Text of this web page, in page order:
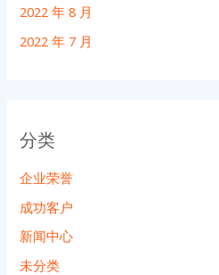
2022 年 8 月
2022 年 7 月
分类
企业荣誉
成功客户
新闻中心
未分类